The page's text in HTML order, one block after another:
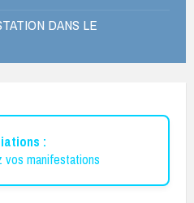
DANS LE
:
vos manifestations